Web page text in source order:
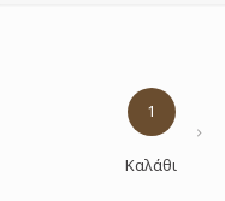
1
Καλάθι